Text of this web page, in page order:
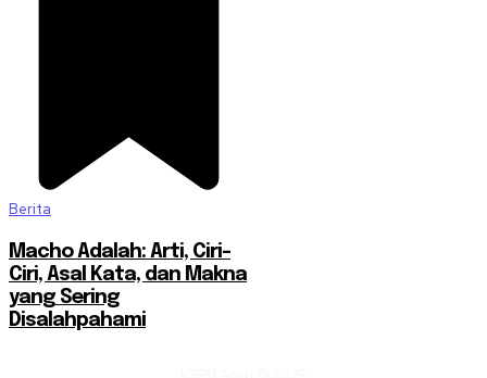
Berita
Macho Adalah: Arti, Ciri-
Ciri, Asal Kata, dan Makna
yang Sering
Disalahpahami